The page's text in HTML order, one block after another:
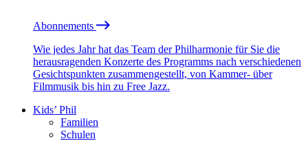
Abonnements
Wie jedes Jahr hat das Team der Philharmonie für Sie die
herausragenden Konzerte des Programms nach verschiedenen
Gesichtspunkten zusammengestellt, von Kammer- über
Filmmusik bis hin zu Free Jazz.
Kids’ Phil
Familien
Schulen